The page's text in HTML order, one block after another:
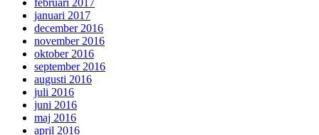
februari 2017
januari 2017
december 2016
november 2016
oktober 2016
september 2016
augusti 2016
juli 2016
juni 2016
maj 2016
april 2016